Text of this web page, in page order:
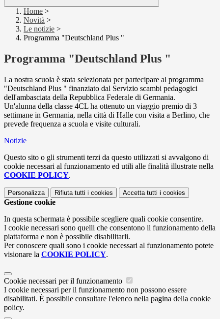
Home >
Novità >
Le notizie >
Programma "Deutschland Plus "
Programma "Deutschland Plus "
La nostra scuola è stata selezionata per partecipare al programma
"Deutschland Plus " finanziato dal Servizio scambi pedagogici
dell'ambasciata della Repubblica Federale di Germania.
Un'alunna della classe 4CL ha ottenuto un viaggio premio di 3
settimane in Germania, nella città di Halle con visita a Berlino, che
prevede frequenza a scuola e visite culturali.
Notizie
Questo sito o gli strumenti terzi da questo utilizzati si avvalgono di
cookie necessari al funzionamento ed utili alle finalità illustrate nella
COOKIE POLICY.
Personalizza Rifiuta tutti i cookies Accetta tutti i cookies
Gestione cookie
In questa schermata è possibile scegliere quali cookie consentire.
I cookie necessari sono quelli che consentono il funzionamento della
piattaforma e non è possibile disabilitarli.
Per conoscere quali sono i cookie necessari al funzionamento potete
visionare la COOKIE POLICY.
Cookie necessari per il funzionamento
I cookie necessari per il funzionamento non possono essere
disabilitati. È possibile consultare l'elenco nella pagina della cookie
policy.